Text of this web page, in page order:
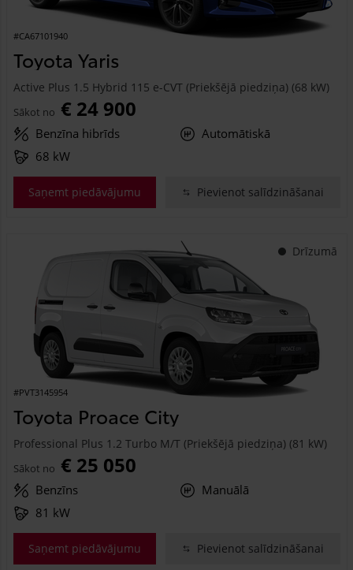
#CA67101940
Toyota Yaris
Active Plus 1.5 Hybrid 115 e-CVT (Priekšējā piedziņa) (68 kW)
Sākot no € 24 900
Benzīna hibrīds
Automātiskā
68 kW
Saņemt piedāvājumu Pievienot salīdzināšanai
Drīzumā
#PVT3145954
Toyota Proace City
Professional Plus 1.2 Turbo M/T (Priekšējā piedziņa) (81 kW)
Sākot no € 25 050
Benzīns
Manuālā
81 kW
Saņemt piedāvājumu Pievienot salīdzināšanai